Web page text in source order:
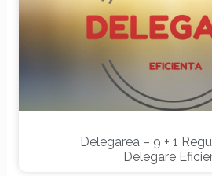
Delegarea – 9 + 1
Delegare